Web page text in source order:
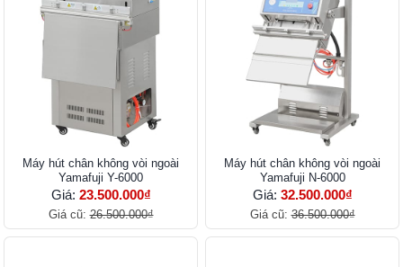
Máy hút chân không vòi ngoài
Yamafuji Y-6000
Giá: 23.500.000₫
Giá cũ:26.500.000₫
Máy hút chân không vòi ngoài
Yamafuji N-6000
Giá: 32.500.000₫
Giá cũ:36.500.000₫